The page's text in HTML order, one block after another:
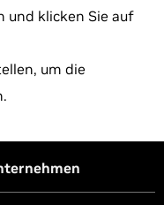
und klicken Sie auf
um die